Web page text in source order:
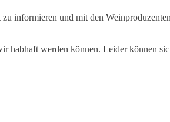
informieren und mit den
werden können. Leider können